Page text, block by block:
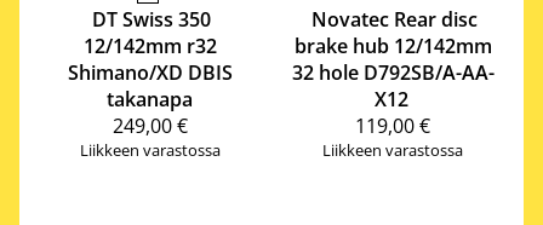
DT Swiss 350
12/142mm r32
Shimano/XD DBIS
takanapa
249,00 €
Liikkeen varastossa
Novatec Rear disc
brake hub 12/142mm
32 hole D792SB/A-AA-
X12
119,00 €
Liikkeen varastossa